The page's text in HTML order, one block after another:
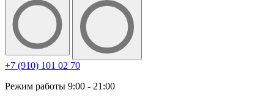
+7 (910) 101 02 70
Режим работы 9:00 - 21:00